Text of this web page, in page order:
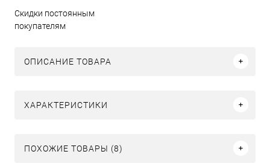
Скидки постоянным
покупателям
ОПИСАНИЕ ТОВАРА
ХАРАКТЕРИСТИКИ
ПОХОЖИЕ ТОВАРЫ (8)